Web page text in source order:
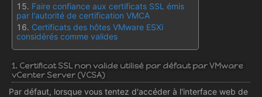
Faire confiance aux certificats SSL émis
par l'autorité de certification VMCA
Certificats des hôtes VMware ESXi
considérés comme valides
1. Certificat SSL non valide utilisé par défaut par VMware
vCenter Server (VCSA)
Par défaut, lorsque vous tentez d'accéder à l'interface web de